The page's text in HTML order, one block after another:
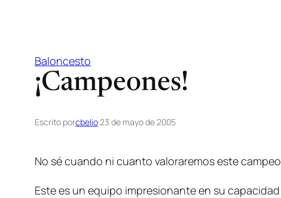
Baloncesto
¡Campeones!
Escrito porcbelio·23 de mayo de 2005
No sé cuando ni cuanto valoraremos este
Este es un equipo impresionante en su